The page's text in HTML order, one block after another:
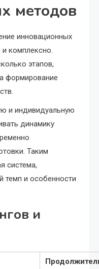
методов
инновационных
комплексно.
этапов,
формирование
и индивидуальную
динамику
Таким
система,
и особенности
и